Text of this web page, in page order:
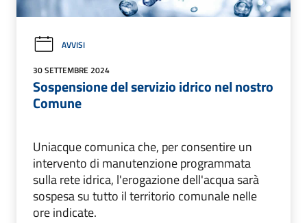
AVVISI
30 SETTEMBRE 2024
Sospensione del servizio idrico nel nostro
Comune
Uniacque comunica che, per consentire un
intervento di manutenzione programmata
sulla rete idrica, l'erogazione dell'acqua sarà
sospesa su tutto il territorio comunale nelle
ore indicate.